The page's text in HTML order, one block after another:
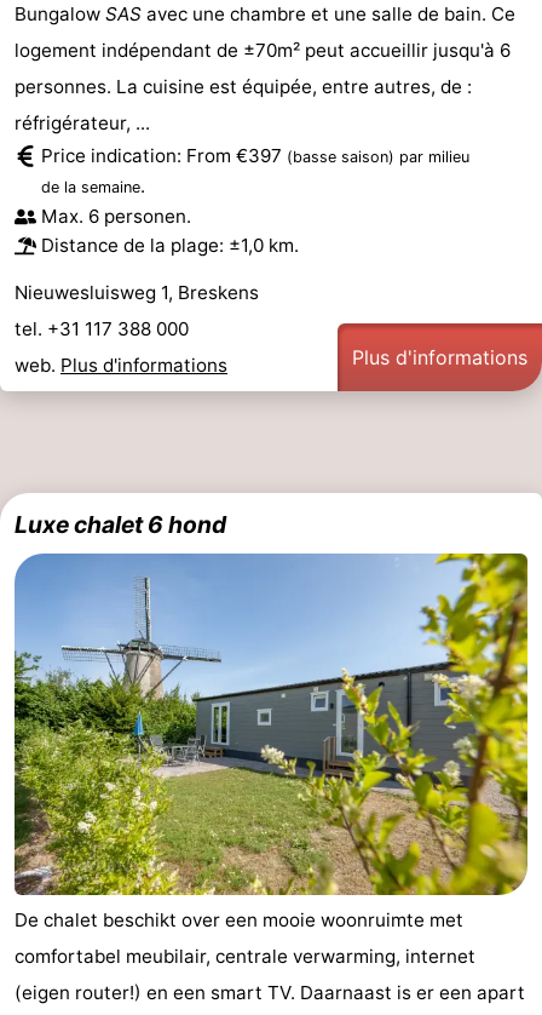
Bungalow SAS avec une chambre et une salle de bain. Ce
logement indépendant de ±70m² peut accueillir jusqu'à 6
personnes. La cuisine est équipée, entre autres, de :
réfrigérateur, ...
Price indication: From €397 (basse saison) par milieu
de la semaine.
Max. 6 personen.
Distance de la plage: ±1,0 km.
Nieuwesluisweg 1, Breskens
tel. +31 117 388 000
web. Plus d'informations Plus d'informations
Luxe chalet 6 hond
De chalet beschikt over een mooie woonruimte met
comfortabel meubilair, centrale verwarming, internet
(eigen router!) en een smart TV. Daarnaast is er een apart